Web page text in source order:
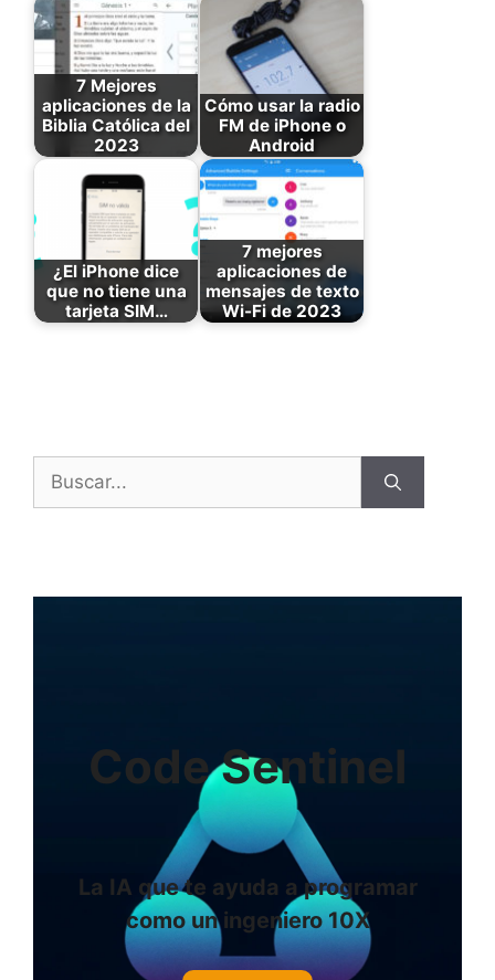
7 Mejores
aplicaciones de la
Biblia Católica del
2023
Cómo usar la radio
FM de iPhone o
Android
¿El iPhone dice
que no tiene una
tarjeta SIM…
7 mejores
aplicaciones de
mensajes de texto
Wi-Fi de 2023
Buscar:
Code Sentinel
La IA que te ayuda a programar
como un ingeniero 10X